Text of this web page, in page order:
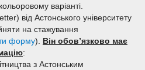
варіанті.
від Астонського університету
на стажування
форму). Він обов’язково має
:
з Астонським